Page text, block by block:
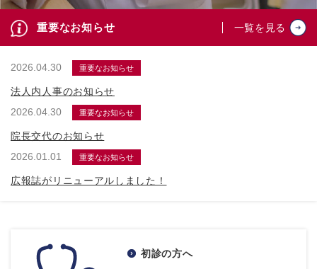
重要なお知らせ 一覧を見る
2026.04.30 重要なお知らせ
法人内人事のお知らせ
2026.04.30
重要なお知らせ
院長交代のお知らせ
2026.01.01
重要なお知らせ
広報誌がリニューアルしました！
初診の方へ